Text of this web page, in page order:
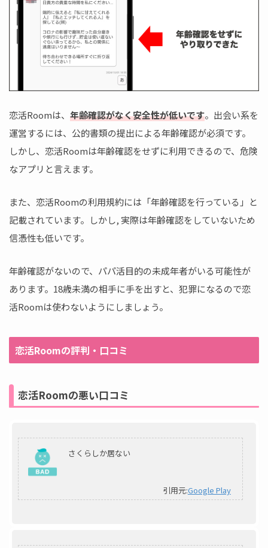
恋活Roomは、 年齢確認がなく安全性が低いです。出会い系を
運営するには、公的書類の提出による年齢確認が必須です。
しかし、恋活Roomは年齢確認をせずに利用できるので、危険
なアプリと言えます。
また、恋活Roomの利用規約には「年齢確認を行っている」と
記載されています。しかし, 実際は年齢確認をしていないため
信憑性も低いです。
年齢確認がないので、パパ活目的の未成年者がいる可能性が
あります。18歳未満の相手に手を出すと、犯罪になるので恋
活Roomは使わないようにしましょう。
恋活Roomの評判・口コミ
恋活Roomの悪い口コミ
さくらしか居ない
引用元:Google Play